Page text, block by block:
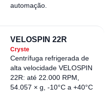
automação.
VELOSPIN 22R
Cryste
Centrífuga refrigerada de
alta velocidade VELOSPIN
22R: até 22.000 RPM,
54.057 × g, -10°C a +40°C